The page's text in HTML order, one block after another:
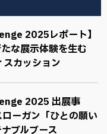
2025レポート】
な展示体験を生む
スカッション
2025 出展事
ーガン「ひとの願い
ブルブース